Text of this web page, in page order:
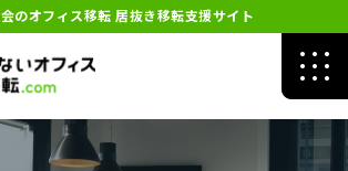
のオフィス移転 居抜き移転支援サイト